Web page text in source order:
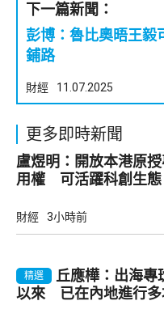
下一篇新聞：
彭博：魯比奧晤王毅
鋪路
財經 11.07.2025
更多即時新聞
盧煜明：開放本港原
用權 可活躍科創生態
財經 3小時前
精選
丘應樺：出海專
以來 已在內地進行多